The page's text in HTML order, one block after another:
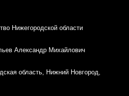
Нижегородской области
Александр Михайлович
область, Нижний Новгород,